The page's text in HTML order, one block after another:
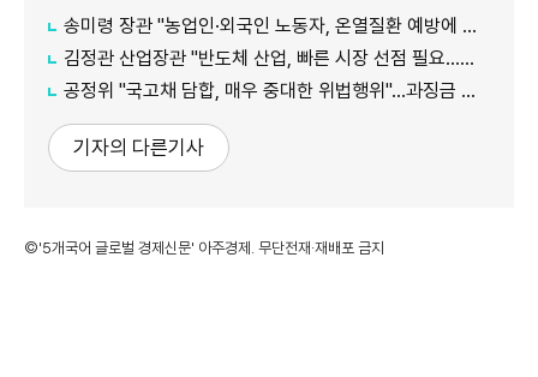
송미령 장관 "농업인·외국인 노동자, 온열질환 예방에 가용자원 총동원"
김정관 산업장관 "반도체 산업, 빠른 시장 선점 필요…주52시간제 손봐야"
공정위 "국고채 담합, 매우 중대한 위법행위"...과징금 최대 15조원 전망
기자의 다른기사
©'5개국어 글로벌 경제신문' 아주경제. 무단전재·재배포 금지